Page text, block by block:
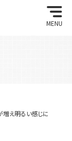
MENU
え明るい感じに